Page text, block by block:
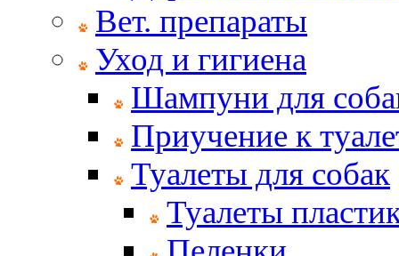
Вет. препараты
Уход и гигиена
Шампуни для
Приучение к
Туалеты для собак
Туалеты